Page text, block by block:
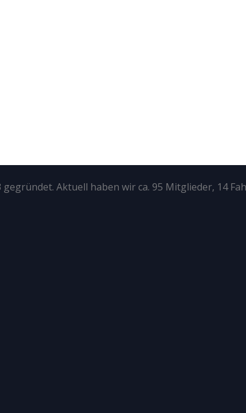
Aktuell haben wir ca. 95 Mitglieder, 14